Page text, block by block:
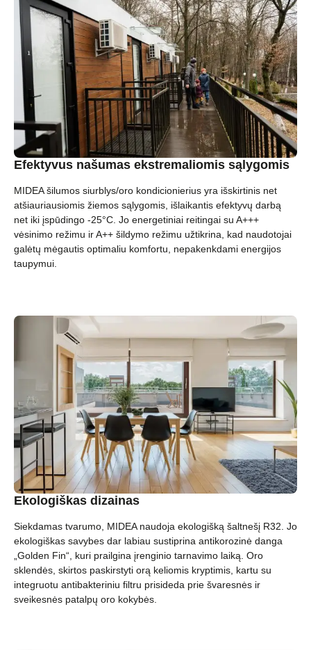
Efektyvus našumas ekstremaliomis sąlygomis
MIDEA šilumos siurblys/oro kondicionierius yra išskirtinis net
atšiauriausiomis žiemos sąlygomis, išlaikantis efektyvų darbą
net iki įspūdingo -25°C. Jo energetiniai reitingai su A+++
vėsinimo režimu ir A++ šildymo režimu užtikrina, kad naudotojai
galėtų mėgautis optimaliu komfortu, nepakenkdami energijos
taupymui.
Ekologiškas dizainas
Siekdamas tvarumo, MIDEA naudoja ekologišką šaltnešį R32. Jo
ekologiškas savybes dar labiau sustiprina antikorozinė danga
„Golden Fin“, kuri prailgina įrenginio tarnavimo laiką. Oro
sklendės, skirtos paskirstyti orą keliomis kryptimis, kartu su
integruotu antibakteriniu filtru prisideda prie švaresnės ir
sveikesnės patalpų oro kokybės.